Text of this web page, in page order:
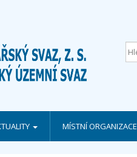
MÍSTNÍ ORGANIZACE